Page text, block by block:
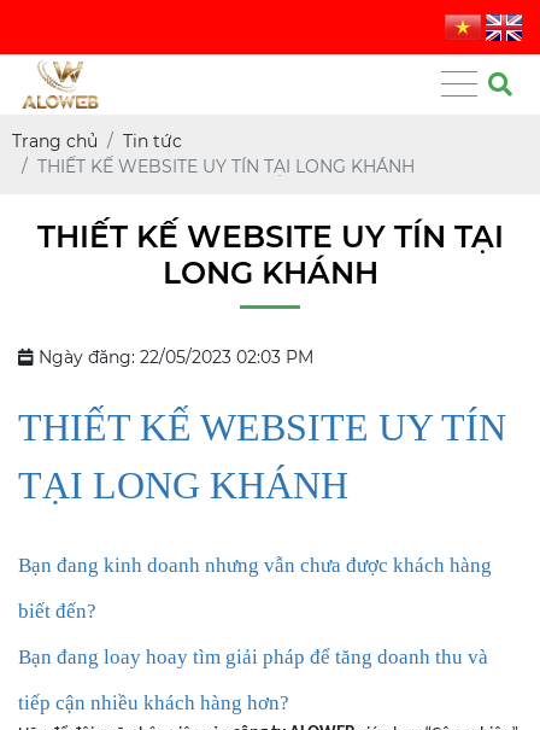
Trang chủ
Tin tức
THIẾT KẾ WEBSITE UY TÍN TẠI LONG KHÁNH
THIẾT KẾ WEBSITE UY TÍN TẠI
LONG KHÁNH
Ngày đăng: 22/05/2023 02:03 PM
THIẾT KẾ WEBSITE UY TÍN
TẠI LONG KHÁNH
Bạn đang kinh doanh nhưng vẫn chưa được khách hàng
biết đến?
Bạn đang loay hoay tìm giải pháp để tăng doanh thu và
tiếp cận nhiều khách hàng hơn?